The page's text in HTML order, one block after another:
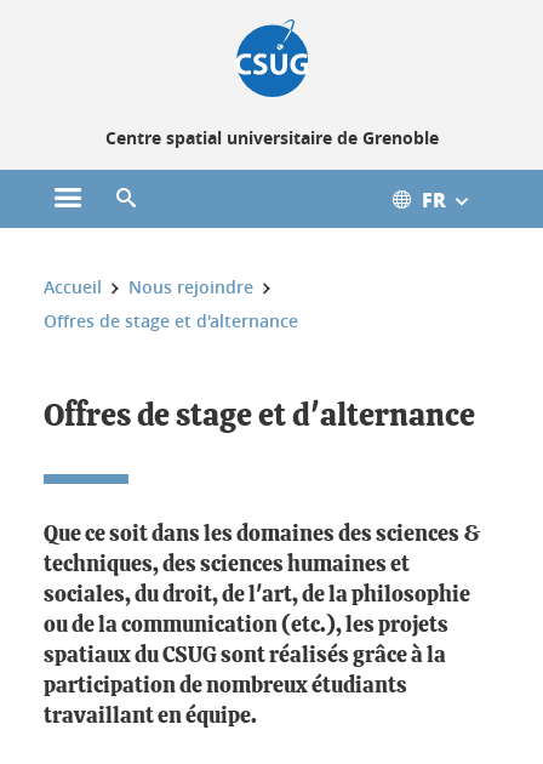
Centre spatial universitaire de Grenoble
Ouvrir le menu principal FR
Vous êtes ici :
Accueil
Nous rejoindre
Offres de stage et d'alternance
Offres de stage et d'alternance
Que ce soit dans les domaines des sciences &
techniques, des sciences humaines et
sociales, du droit, de l'art, de la philosophie
ou de la communication (etc.), les projets
spatiaux du CSUG sont réalisés grâce à la
participation de nombreux étudiants
travaillant en équipe.